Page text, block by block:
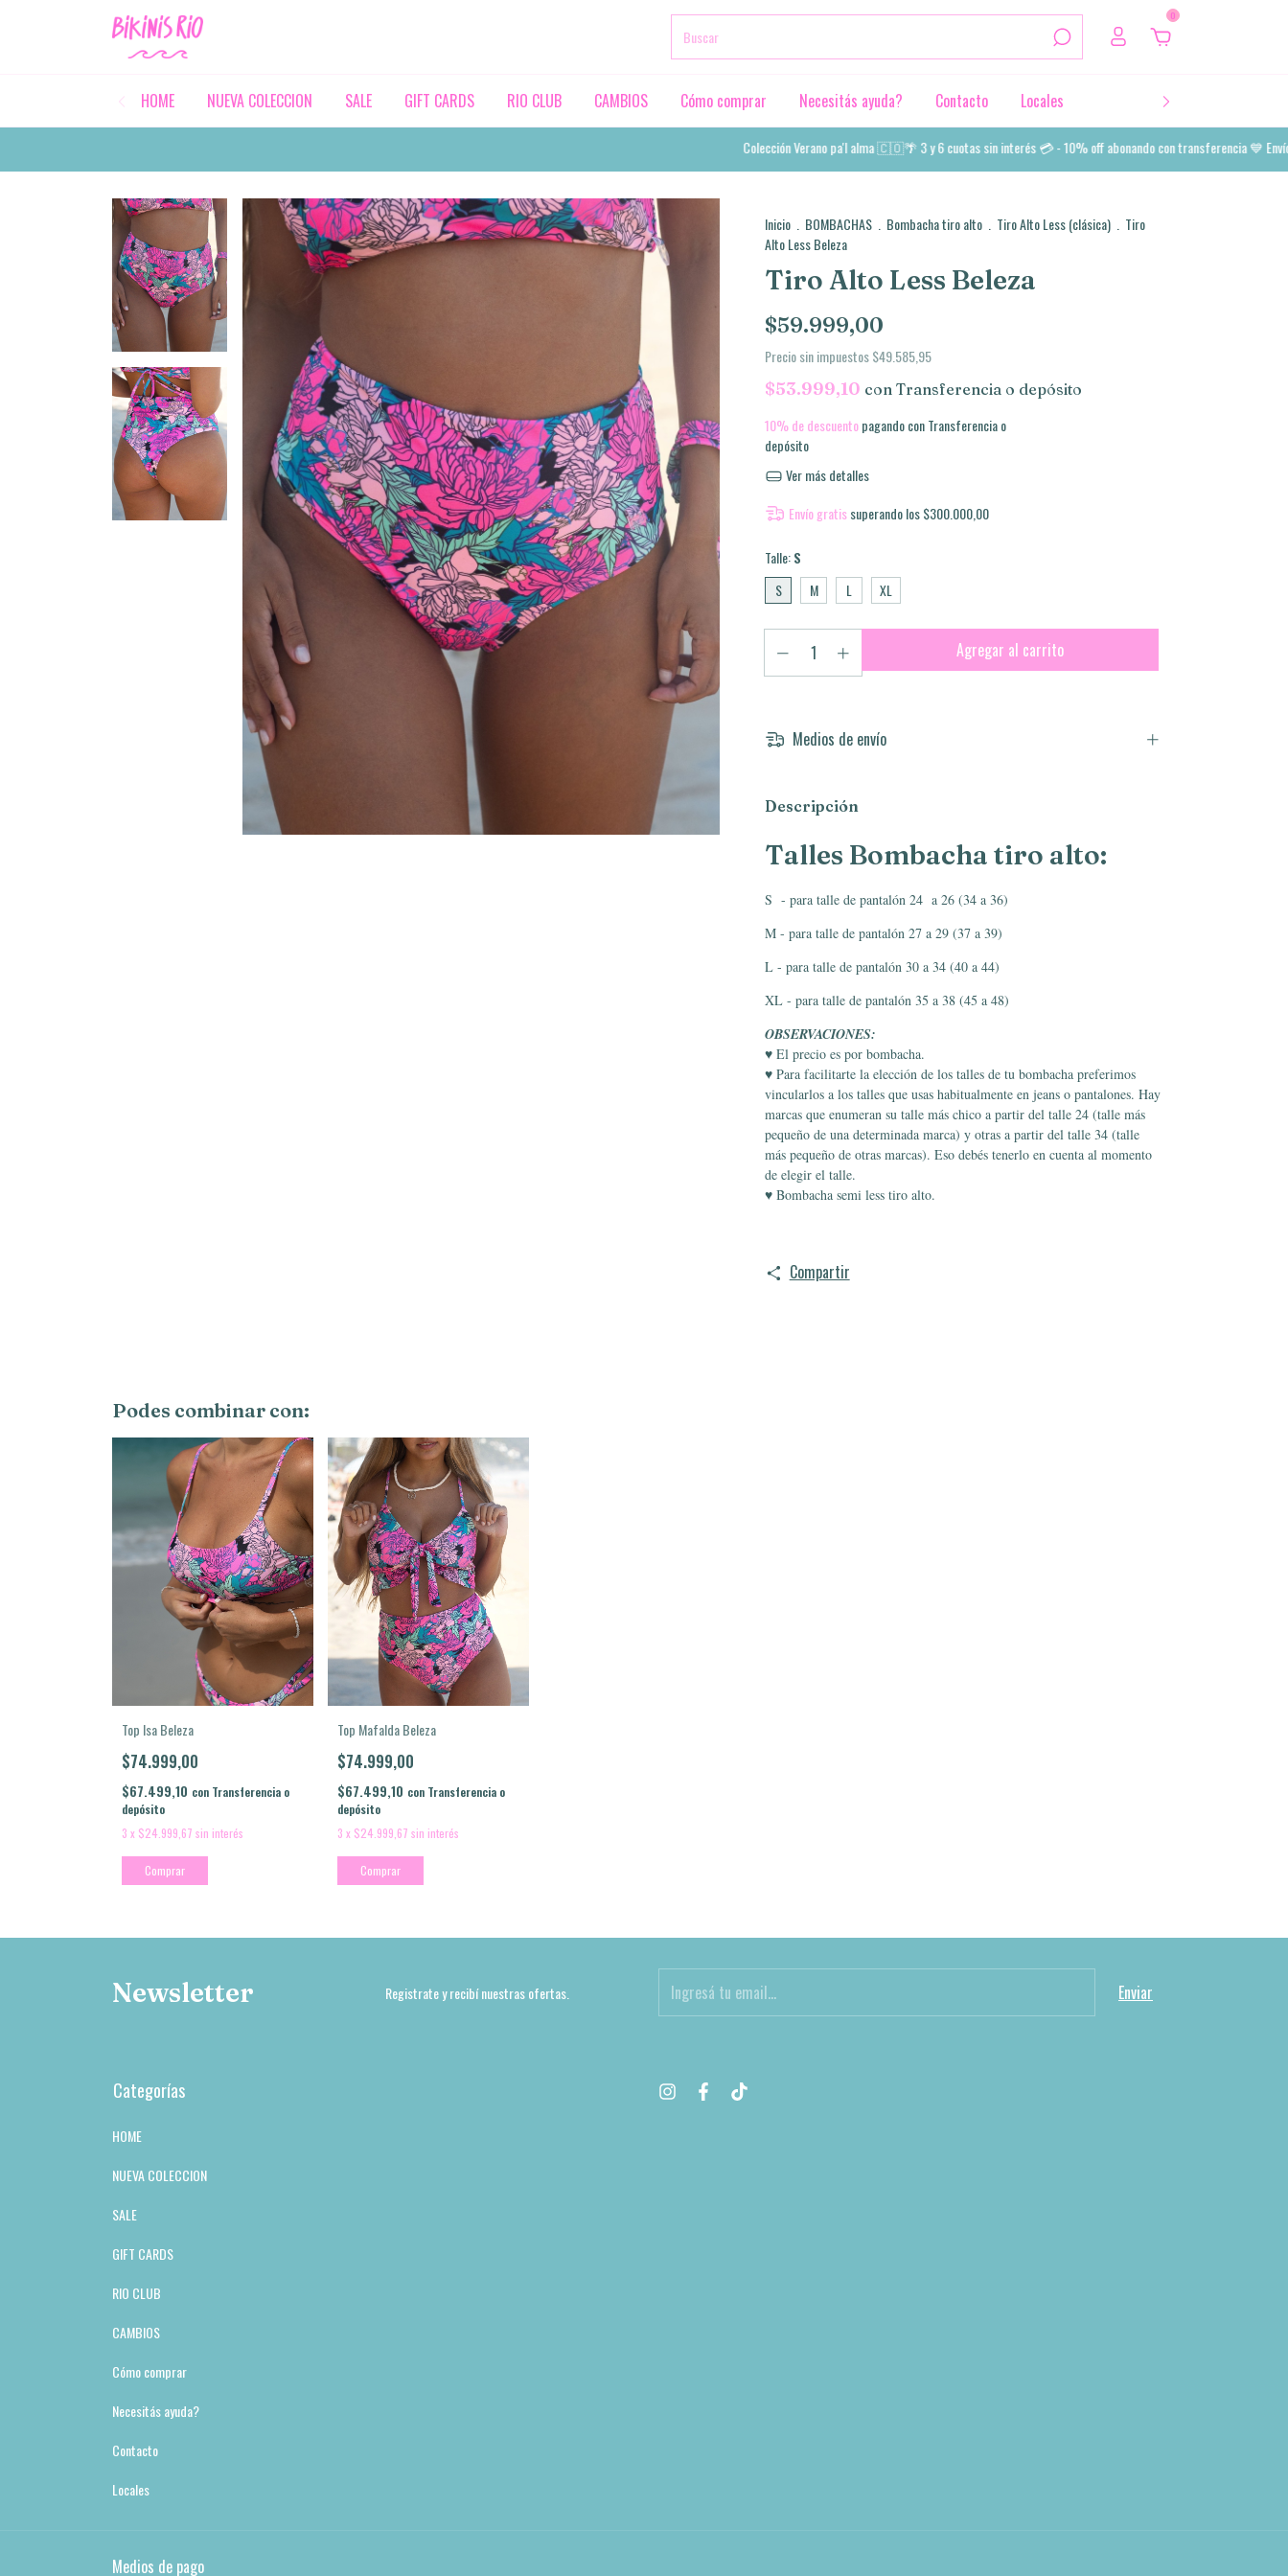
0
HOME NUEVA COLECCION SALE GIFT CARDS RIO CLUB CAMBIOS Cómo comprar Necesitás ayuda? Contacto Locales
Colección Verano pa'l alma 🇨🇴🌴 3 y 6 cuotas sin interés 💳 - 10% off abonando con transferencia 💙 Envíos
Inicio BOMBACHAS Bombacha tiro alto Tiro Alto Less (clásica)
Tiro
Alto Less Beleza
Tiro Alto Less Beleza
$59.999,00
Precio sin impuestos$49.585,95
$53.999,10 con Transferencia o depósito
10% de descuentopagando con Transferencia o
depósito
Ver más detalles
Envío gratissuperando los$300.000,00
Talle:S
S
M L XL
Medios de envío
Descripción
Talles Bombacha tiro alto:
S - para talle de pantalón 24 a 26 (34 a 36)
M - para talle de pantalón 27 a 29 (37 a 39)
L - para talle de pantalón 30 a 34 (40 a 44)
XL - para talle de pantalón 35 a 38 (45 a 48)
OBSERVACIONES:
♥ El precio es por bombacha.
♥ Para facilitarte la elección de los talles de tu bombacha preferimos
vincularlos a los talles que usas habitualmente en jeans o pantalones. Hay
marcas que enumeran su talle más chico a partir del talle 24 (talle más
pequeño de una determinada marca) y otras a partir del talle 34 (talle
más pequeño de otras marcas). Eso debés tenerlo en cuenta al momento
de elegir el talle.
♥ Bombacha semi less tiro alto.
Compartir
Podes combinar con:
Top Isa Beleza
$74.999,00
$67.499,10 con Transferencia o
depósito
3 x $24.999,67 sin interés
Comprar
Top Mafalda Beleza
$74.999,00
$67.499,10 con Transferencia o
depósito
3 x $24.999,67 sin interés
Comprar
Newsletter Registrate y recibí nuestras ofertas.
Categorías
HOME
NUEVA COLECCION
SALE
GIFT CARDS
RIO CLUB
CAMBIOS
Cómo comprar
Necesitás ayuda?
Contacto
Locales
Medios de pago